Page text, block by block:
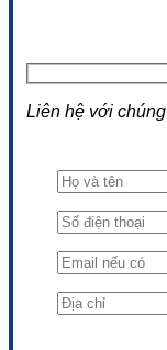
Liên hệ với